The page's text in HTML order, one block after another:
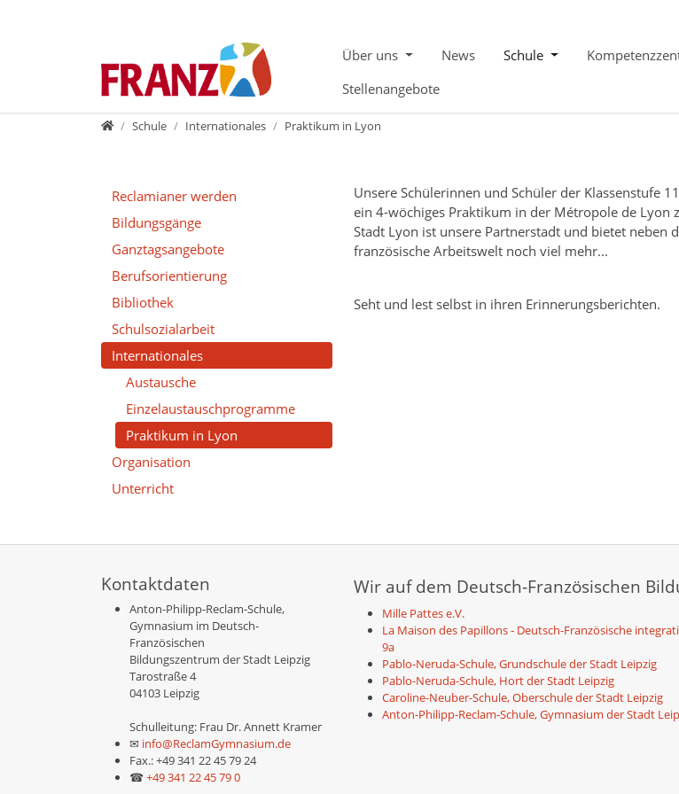
Über uns News Schule
Stellenangebote
HomeSchule Internationales Praktikum in Lyon
Unsere Schülerinnen und Schüler der Klassenstufe
ein 4-wöchiges Praktikum in der Métropole de Lyon
Stadt Lyon ist unsere Partnerstadt und bietet neben
französische Arbeitswelt noch viel mehr...
Seht und lest selbst in ihren Erinnerungsberichten.
Reclamianer werden
Bildungsgänge
Ganztagsangebote
Berufsorientierung
Bibliothek
Schulsozialarbeit
Internationales
Austausche
Einzelaustauschprogramme
Praktikum in Lyon
Organisation
Unterricht
Kontaktdaten
Anton-Philipp-Reclam-Schule,
Gymnasium im Deutsch-
Französischen
Bildungszentrum der Stadt Leipzig
Tarostraße 4
04103 Leipzig
Schulleitung: Frau Dr. Annett Kramer
✉ info@ReclamGymnasium.de
Fax.: +49 341 22 45 79 24
☎+49 341 22 45 79 0
Wir auf dem Deutsch-Französischen
Mille Pattes e.V.
La Maison des Papillons - Deutsch-Französische
9a
Pablo-Neruda-Schule, Grundschule der Stadt Leipzig
Pablo-Neruda-Schule, Hort der Stadt Leipzig
Caroline-Neuber-Schule, Oberschule der Stadt Leipzig
Anton-Philipp-Reclam-Schule, Gymnasium der Stadt